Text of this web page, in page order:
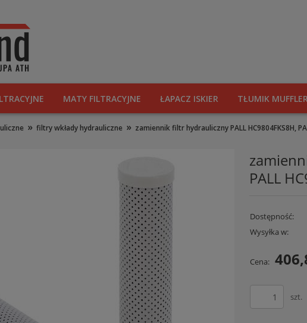
MATY FILTRACYJNE ŁAPACZ ISKIER TŁUMIK MUFFLER
» filtry wkłady hydrauliczne » zamiennik filtr hydrauliczny PALL HC9804FKS8H,
PALL
Dostępność:
Wysyłka w:
Cena:
szt.